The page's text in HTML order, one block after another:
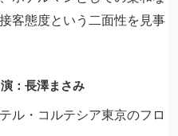
客態度という二面性を見事
：長澤まさみ
ル・コルテシア東京のフロ